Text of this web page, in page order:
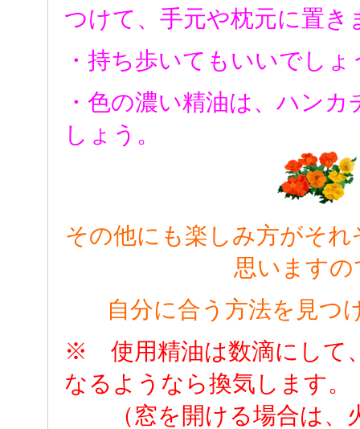
つけて、手元や枕元に置き
・持ち歩いてもいいでしょ
・色の濃い精油は、ハン
しょう。
その他にも楽しみ方がそ
思いますの
自分に合う方法を見つ
※ 使用精油は数滴にして
なるようなら換気します。
（窓を開ける場合は、